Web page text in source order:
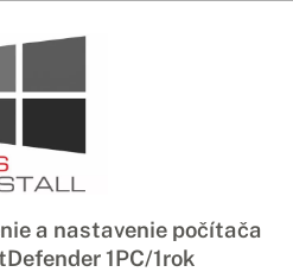
a nastavenie počítača
1PC/1rok